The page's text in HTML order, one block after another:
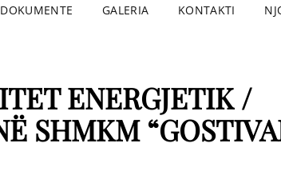
DOKUMENTE GALERIA KONTAKTI
ENERGJETIK /
SHMKM